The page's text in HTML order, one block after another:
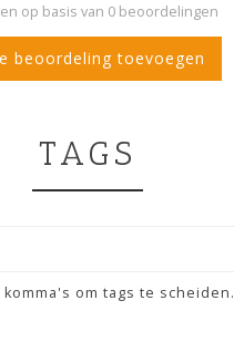
op basis van 0 beoordelingen
beoordeling toevoegen
TAGS
komma's om tags te scheiden.